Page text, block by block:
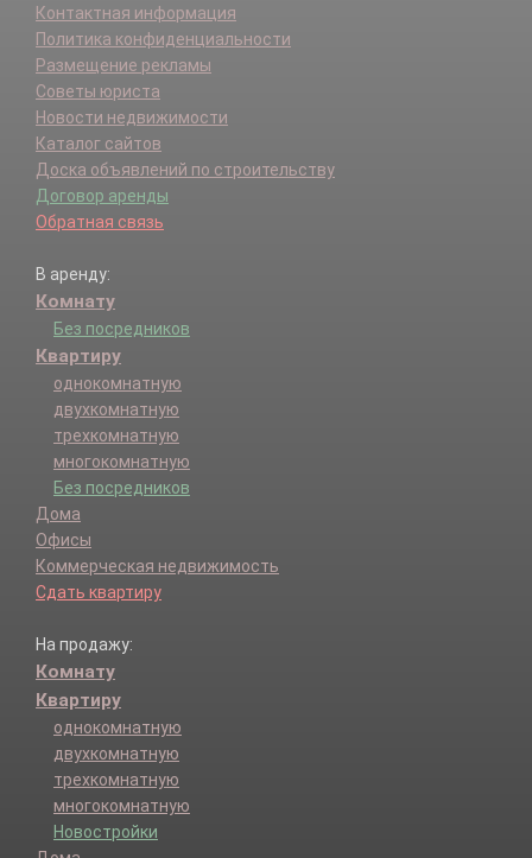
Пучеж г.
Пучежский р-н.
Родники г.
Родниковский р-н.
Савинский р-н.
Тейково г.
Тейковский р-н.
Фурманов г.
Фурмановский р-н.
Шуя г.
Южа г.
Южский р-н.
Юрьевец г.
Юрьевецкий р-н.
Контактная информация
Политика конфиденциальности
Размещение рекламы
Советы юриста
Новости недвижимости
Каталог сайтов
Доска объявлений по строительству
Договор аренды
Обратная связь
В аренду:
Комнату
Без посредников
Квартиру
однокомнатную
двухкомнатную
трехкомнатную
многокомнатную
Без посредников
Дома
Офисы
Коммерческая недвижимость
Сдать квартиру
На продажу:
Комнату
Квартиру
однокомнатную
двухкомнатную
трехкомнатную
многокомнатную
Новостройки